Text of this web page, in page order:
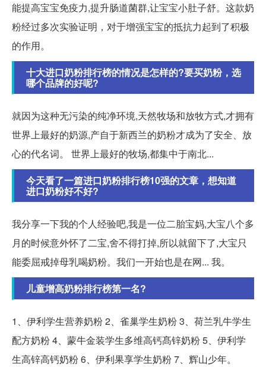
能提高宝宝免疫力,提升肠道菌群,让宝宝小肚子舒。这款奶
粉经过多次实验证明，对于增强宝宝的抵抗力起到了积极
的作用。
十大进口奶粉排行榜的情况是怎样的?要买奶粉，选
哪个品牌的好呢?
就因为这种无污染的纯净环境,天然牧场和放牧方式,才拥有
世界上最好的奶源,产自于新西兰的奶粉才成为了安全、放
心的代名词。 世界上最好的牧场,都集中于南北...
今天看了一篇进口奶粉排行榜10强的文章，想知道
进口奶粉好不好?
我分享一下我的个人经验吧,我是一位二胎宝妈,大宝八个多
月的时候意外怀了二宝,舍不得打掉,所以就留下了,大宝只
能委屈戒掉母乳喝奶粉。我们一开始也是在网... 我。
儿童增高奶粉排行榜第一名?
1、伊利学生营养奶粉 2、雀巢学生奶粉 3、荷兰乳牛学生
配方奶粉 4、蒙牛金装学生多维高钙髙锌奶粉 5、伊利学
生高锌高钙奶粉 6、伊利果享学生奶粉 7、辉山少年。